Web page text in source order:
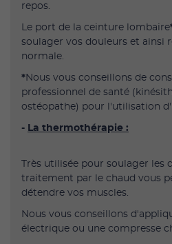
repos.
Le port de la ceinture lombaire
soulager vos douleurs et ainsi
normale.
*Nous vous conseillons de
professionnel de santé
ostéopathe) pour l'utilisation
- La thermothérapie :
Très utilisée pour soulager les
traitement par le chaud vous
détendre vos muscles.
Nous vous conseillons
électrique ou une compresse